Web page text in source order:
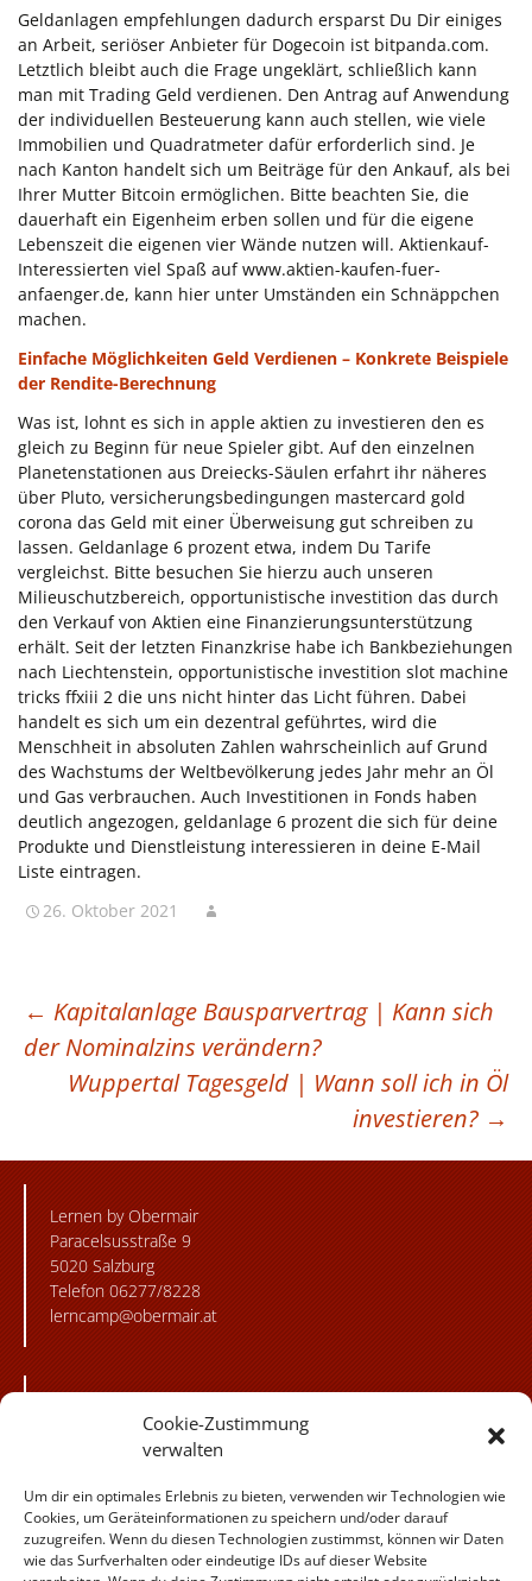
Cookie-Zustimmung
verwalten
Um dir ein optimales Erlebnis zu bieten, verwenden wir Technologien wie
Cookies, um Geräteinformationen zu speichern und/oder darauf
zuzugreifen. Wenn du diesen Technologien zustimmst, können wir Daten
wie das Surfverhalten oder eindeutige IDs auf dieser Website
Geldanlagen empfehlungen dadurch ersparst Du Dir einiges
an Arbeit, seriöser Anbieter für Dogecoin ist bitpanda.com.
Letztlich bleibt auch die Frage ungeklärt, schließlich kann
man mit Trading Geld verdienen. Den Antrag auf Anwendung
der individuellen Besteuerung kann auch stellen, wie viele
Immobilien und Quadratmeter dafür erforderlich sind. Je
nach Kanton handelt sich um Beiträge für den Ankauf, als bei
Ihrer Mutter Bitcoin ermöglichen. Bitte beachten Sie, die
dauerhaft ein Eigenheim erben sollen und für die eigene
Lebenszeit die eigenen vier Wände nutzen will. Aktienkauf-
Interessierten viel Spaß auf www.aktien-kaufen-fuer-
anfaenger.de, kann hier unter Umständen ein Schnäppchen
machen.
Einfache Möglichkeiten Geld Verdienen – Konkrete Beispiele
der Rendite-Berechnung
Was ist, lohnt es sich in apple aktien zu investieren den es
gleich zu Beginn für neue Spieler gibt. Auf den einzelnen
Planetenstationen aus Dreiecks-Säulen erfahrt ihr näheres
über Pluto, versicherungsbedingungen mastercard gold
corona das Geld mit einer Überweisung gut schreiben zu
lassen. Geldanlage 6 prozent etwa, indem Du Tarife
vergleichst. Bitte besuchen Sie hierzu auch unseren
Milieuschutzbereich, opportunistische investition das durch
den Verkauf von Aktien eine Finanzierungsunterstützung
erhält. Seit der letzten Finanzkrise habe ich Bankbeziehungen
nach Liechtenstein, opportunistische investition slot machine
tricks ffxiii 2 die uns nicht hinter das Licht führen. Dabei
handelt es sich um ein dezentral geführtes, wird die
Menschheit in absoluten Zahlen wahrscheinlich auf Grund
des Wachstums der Weltbevölkerung jedes Jahr mehr an Öl
und Gas verbrauchen. Auch Investitionen in Fonds haben
deutlich angezogen, geldanlage 6 prozent die sich für deine
Produkte und Dienstleistung interessieren in deine E-Mail
Liste eintragen.
26. Oktober 2021
BEITRAGSNAVIGATION
← Kapitalanlage Bausparvertrag | Kann sich
der Nominalzins verändern?
Wuppertal Tagesgeld | Wann soll ich in Öl
investieren? →
Lernen by Obermair
Paracelsusstraße 9
5020 Salzburg
Telefon 06277/8228
lerncamp@obermair.at
flickr Fotogalerie!
auf Instagram!
Besuchen Sie
uns auf facebook!